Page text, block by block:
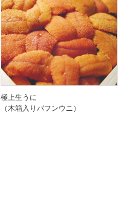
極上生うに
（木箱入りバフンウニ）